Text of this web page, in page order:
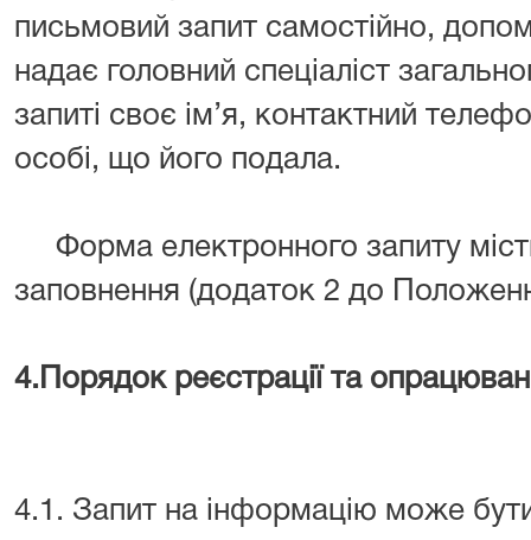
письмовий запит самостійно,
надає головний спеціаліст
запиті своє ім’я, контактний
особі, що його подала.
Форма електронного запиту
заповнення (додаток 2 до
4.Порядок реєстрації та
4.1. Запит на інформацію може